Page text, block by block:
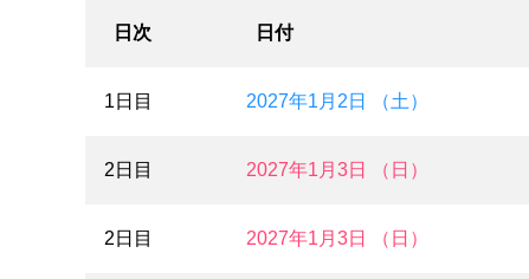
日次 日付
1日目 2027年1月2日 （土）
2日目 2027年1月3日 （日）
2日目 2027年1月3日 （日）